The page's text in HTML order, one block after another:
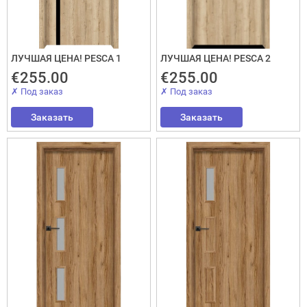
ЛУЧШАЯ ЦЕНА! PESCA 1
€255.00
✗ Под заказ
Заказать
ЛУЧШАЯ ЦЕНА! PESCA 2
€255.00
✗ Под заказ
Заказать